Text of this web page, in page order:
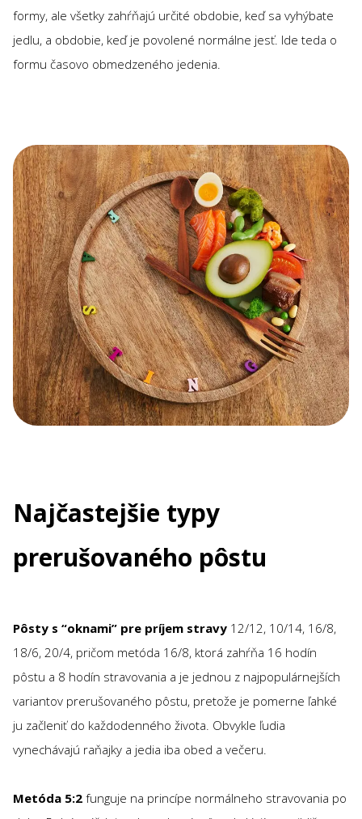
formy, ale všetky zahŕňajú určité obdobie, keď sa vyhýbate
jedlu, a obdobie, keď je povolené normálne jesť. Ide teda o
formu časovo obmedzeného jedenia.
Najčastejšie typy
prerušovaného pôstu
Pôsty s “oknami” pre príjem stravy 12/12, 10/14, 16/8,
18/6, 20/4, pričom metóda 16/8, ktorá zahŕňa 16 hodín
pôstu a 8 hodín stravovania a je jednou z najpopulárnejších
variantov prerušovaného pôstu, pretože je pomerne ľahké
ju začleniť do každodenného života. Obvykle ľudia
vynechávajú raňajky a jedia iba obed a večeru.
Metóda 5:2 funguje na princípe normálneho stravovania po